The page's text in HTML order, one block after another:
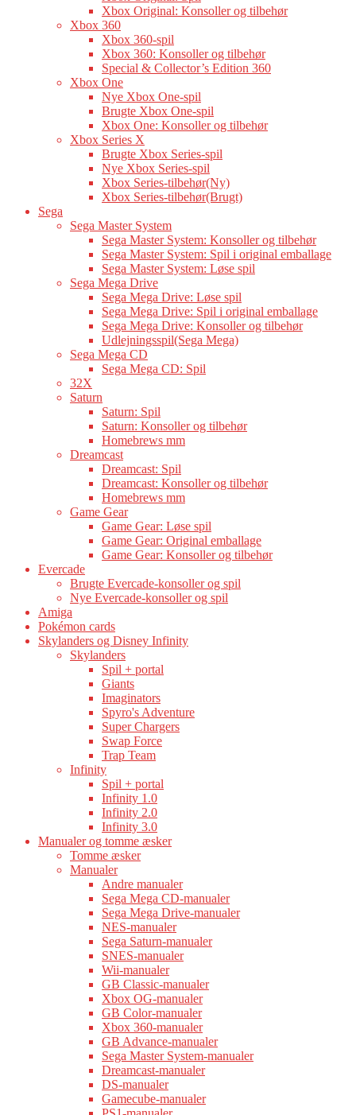
Xbox Original: Konsoller og tilbehør
Xbox 360
Xbox 360-spil
Xbox 360: Konsoller og tilbehør
Special & Collector’s Edition 360
Xbox One
Nye Xbox One-spil
Brugte Xbox One-spil
Xbox One: Konsoller og tilbehør
Xbox Series X
Brugte Xbox Series-spil
Nye Xbox Series-spil
Xbox Series-tilbehør(Ny)
Xbox Series-tilbehør(Brugt)
Sega
Sega Master System
Sega Master System: Konsoller og tilbehør
Sega Master System: Spil i original emballage
Sega Master System: Løse spil
Sega Mega Drive
Sega Mega Drive: Løse spil
Sega Mega Drive: Spil i original emballage
Sega Mega Drive: Konsoller og tilbehør
Udlejningsspil(Sega Mega)
Sega Mega CD
Sega Mega CD: Spil
32X
Saturn
Saturn: Spil
Saturn: Konsoller og tilbehør
Homebrews mm
Dreamcast
Dreamcast: Spil
Dreamcast: Konsoller og tilbehør
Homebrews mm
Game Gear
Game Gear: Løse spil
Game Gear: Original emballage
Game Gear: Konsoller og tilbehør
Evercade
Brugte Evercade-konsoller og spil
Nye Evercade-konsoller og spil
Amiga
Pokémon cards
Skylanders og Disney Infinity
Skylanders
Spil + portal
Giants
Imaginators
Spyro's Adventure
Super Chargers
Swap Force
Trap Team
Infinity
Spil + portal
Infinity 1.0
Infinity 2.0
Infinity 3.0
Manualer og tomme æsker
Tomme æsker
Manualer
Andre manualer
Sega Mega CD-manualer
Sega Mega Drive-manualer
NES-manualer
Sega Saturn-manualer
SNES-manualer
Wii-manualer
GB Classic-manualer
Xbox OG-manualer
GB Color-manualer
Xbox 360-manualer
GB Advance-manualer
Sega Master System-manualer
Dreamcast-manualer
DS-manualer
Gamecube-manualer